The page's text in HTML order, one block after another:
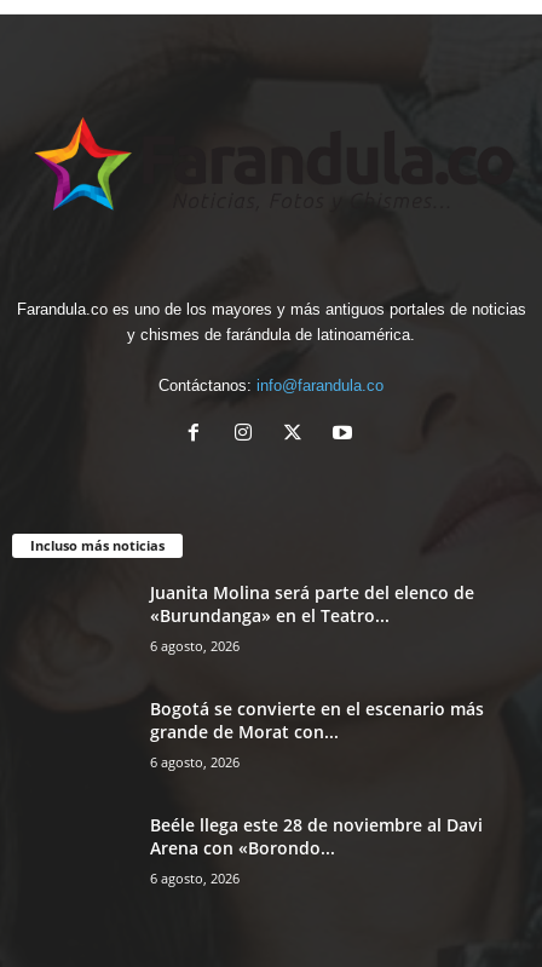
Farandula.co es uno de los mayores y más antiguos portales de noticias
y chismes de farándula de latinoamérica.
Contáctanos: info@farandula.co
Incluso más noticias
Juanita Molina será parte del elenco de
«Burundanga» en el Teatro...
6 agosto, 2026
Bogotá se convierte en el escenario más
grande de Morat con...
6 agosto, 2026
Beéle llega este 28 de noviembre al Davi
Arena con «Borondo...
6 agosto, 2026